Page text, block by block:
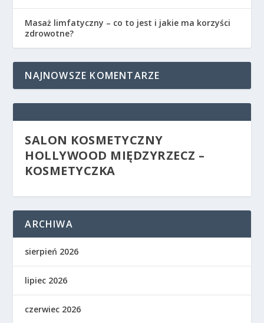
Masaż limfatyczny – co to jest i jakie ma korzyści
zdrowotne?
NAJNOWSZE KOMENTARZE
SALON KOSMETYCZNY
HOLLYWOOD MIĘDZYRZECZ –
KOSMETYCZKA
ARCHIWA
sierpień 2026
lipiec 2026
czerwiec 2026